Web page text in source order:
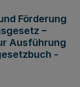
Förderung
–
Ausführung
-